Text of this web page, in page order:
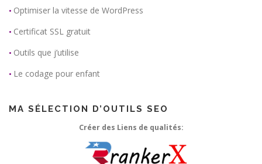
• Optimiser la vitesse de WordPress
• Certificat SSL gratuit
• Outils que j’utilise
• Le codage pour enfant
MA SÉLECTION D’OUTILS SEO
Créer des Liens de qualités: